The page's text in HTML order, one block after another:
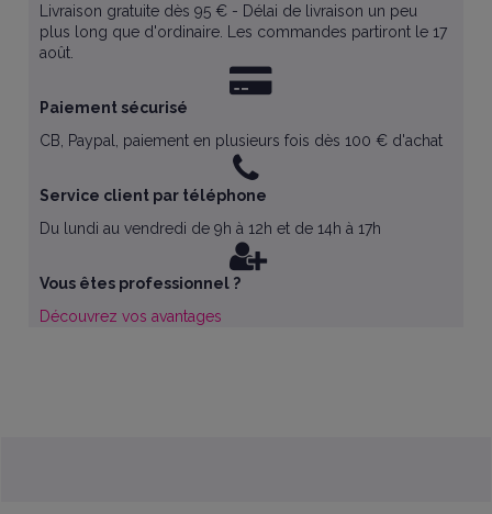
Livraison gratuite dès 95 € - Délai de livraison un peu
plus long que d'ordinaire. Les commandes partiront le 17
août.
Paiement sécurisé
CB, Paypal, paiement en plusieurs fois dès 100 € d'achat
Service client par téléphone
Du lundi au vendredi de 9h à 12h et de 14h à 17h
Vous êtes professionnel ?
Découvrez vos avantages